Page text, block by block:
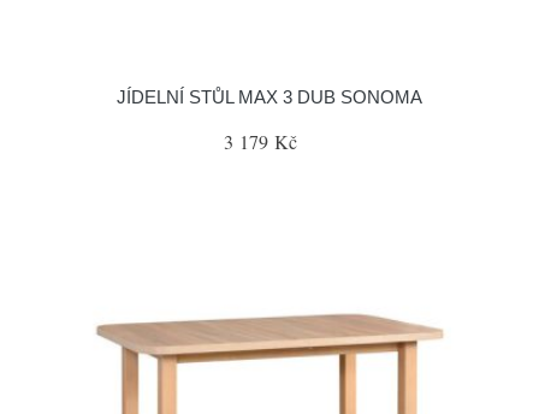
JÍDELNÍ STŮL MAX 3 DUB SONOMA
3 179 Kč